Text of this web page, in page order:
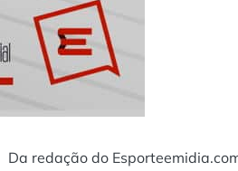
Da redação do